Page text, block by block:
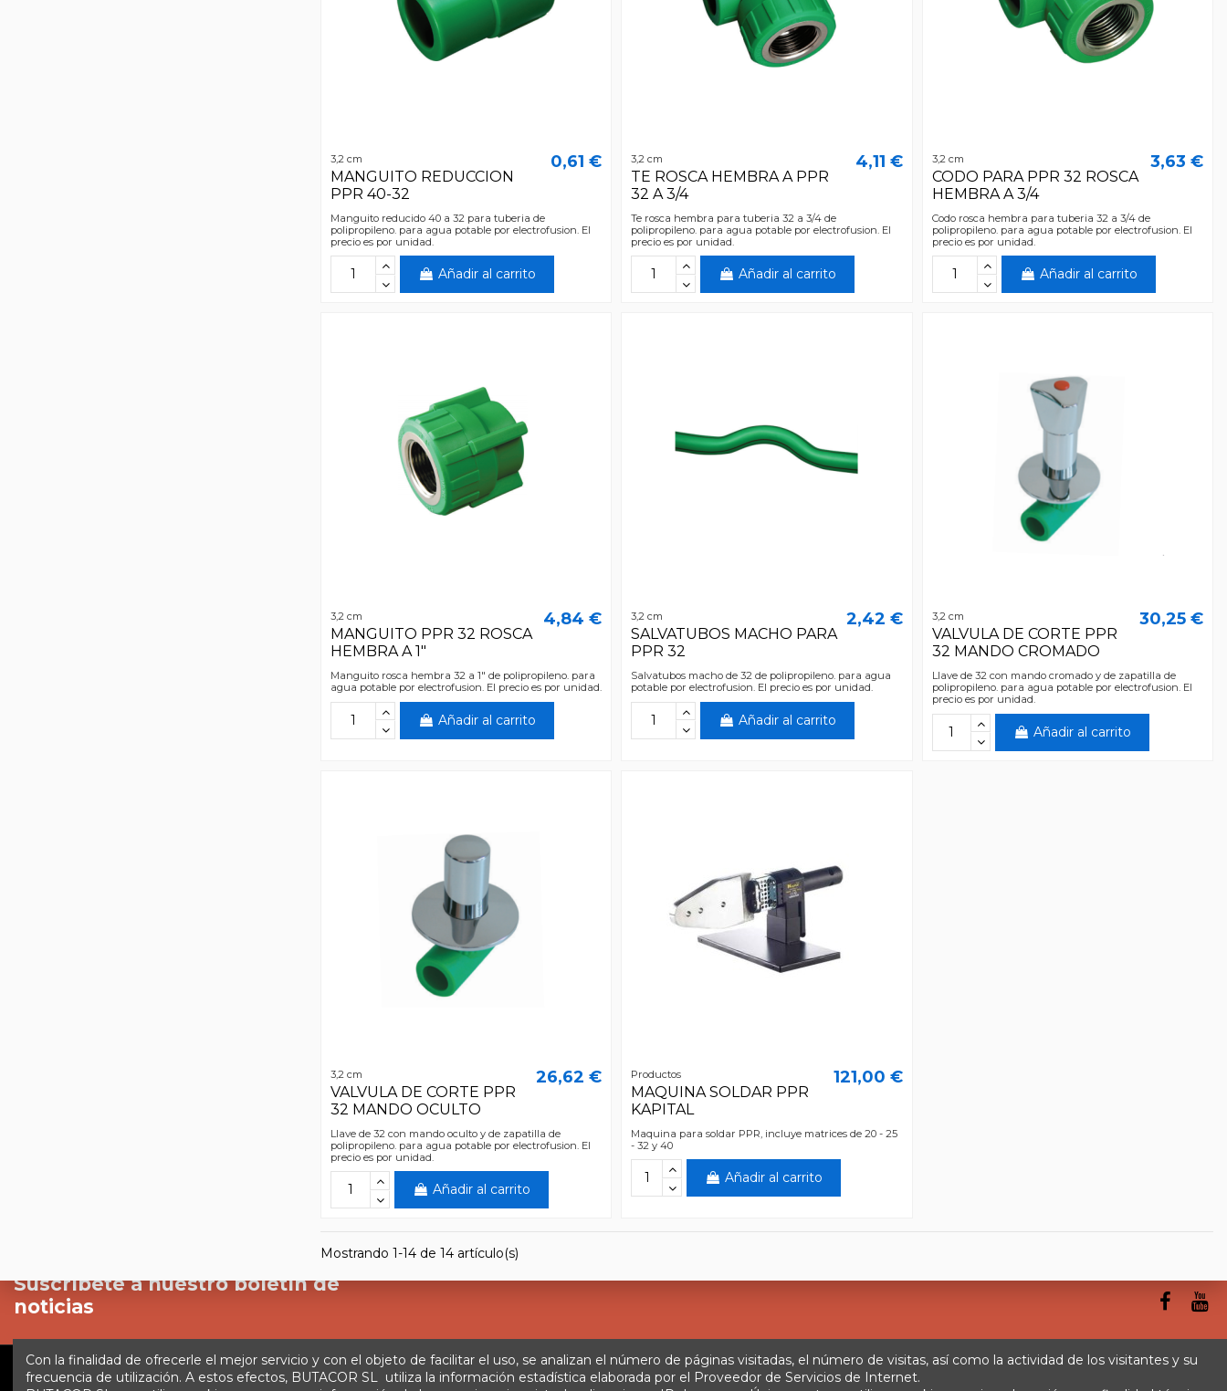
3,2 cm
MANGUITO REDUCCION
PPR 40-32
0,61 €
Manguito reducido 40 a 32 para tuberia de
polipropileno. para agua potable por electrofusion. El
precio es por unidad.
Añadir al carrito
3,2 cm
TE ROSCA HEMBRA A PPR
32 A 3/4
4,11 €
Te rosca hembra para tuberia 32 a 3/4 de
polipropileno. para agua potable por electrofusion. El
precio es por unidad.
Añadir al carrito
3,2 cm
CODO PARA PPR 32 ROSCA
HEMBRA A 3/4
3,63 €
Codo rosca hembra para tuberia 32 a 3/4 de
polipropileno. para agua potable por electrofusion. El
precio es por unidad.
Añadir al carrito
3,2 cm
MANGUITO PPR 32 ROSCA
HEMBRA A 1"
4,84 €
Manguito rosca hembra 32 a 1" de polipropileno. para
agua potable por electrofusion. El precio es por unidad.
Añadir al carrito
3,2 cm
SALVATUBOS MACHO PARA
PPR 32
2,42 €
Salvatubos macho de 32 de polipropileno. para agua
potable por electrofusion. El precio es por unidad.
Añadir al carrito
3,2 cm
VALVULA DE CORTE PPR
32 MANDO CROMADO
30,25 €
Llave de 32 con mando cromado y de zapatilla de
polipropileno. para agua potable por electrofusion. El
precio es por unidad.
Añadir al carrito
3,2 cm
VALVULA DE CORTE PPR
32 MANDO OCULTO
26,62 €
Llave de 32 con mando oculto y de zapatilla de
polipropileno. para agua potable por electrofusion. El
precio es por unidad.
Añadir al carrito
Productos
MAQUINA SOLDAR PPR
KAPITAL
121,00 €
Maquina para soldar PPR, incluye matrices de 20 - 25
- 32 y 40
Añadir al carrito
Mostrando 1-14 de 14 artículo(s)
Suscríbete a nuestro boletín de
noticias
Con la finalidad de ofrecerle el mejor servicio y con el objeto de facilitar el uso, se analizan el número de páginas visitadas, el número de visitas, así como la actividad de los visitantes y su
frecuencia de utilización. A estos efectos, BUTACOR SL utiliza la información estadística elaborada por el Proveedor de Servicios de Internet.